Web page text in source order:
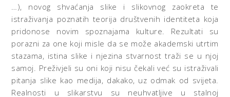
…), novog shvaćanja slike i slikovnog zaokreta te
istraživanja poznatih teorija društvenih identiteta koja
pridonose novim spoznajama kulture. Rezultati su
porazni za one koji misle da se može akademski utrtim
stazama, istina slike i njezina stvarnost traži se u njoj
samoj. Preživjeli su oni koji nisu čekali već su istraživali
pitanja slike kao medija, dakako, uz odmak od svijeta.
Realnosti u slikarstvu su neuhvatljive u stalnoj